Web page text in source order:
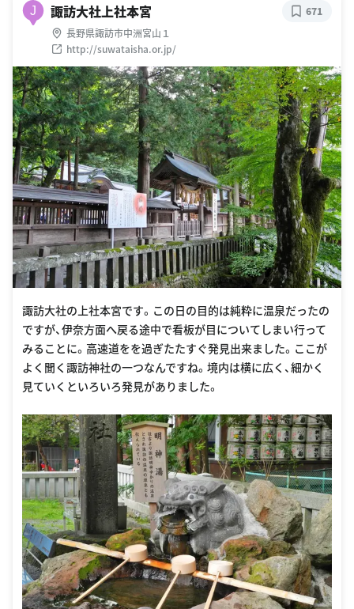
J 諏訪大社上社本宮
長野県諏訪市中洲宮山１
http://suwataisha.or.jp/
671
諏訪大社の上社本宮です。この日の目的は純粋に温泉だったの
ですが、伊奈方面へ戻る途中で看板が目についてしまい行って
みることに。高速道をを過ぎたたすぐ発見出来ました。ここが
よく聞く諏訪神社の一つなんですね。境内は横に広く、細かく
見ていくといろいろ発見がありました。